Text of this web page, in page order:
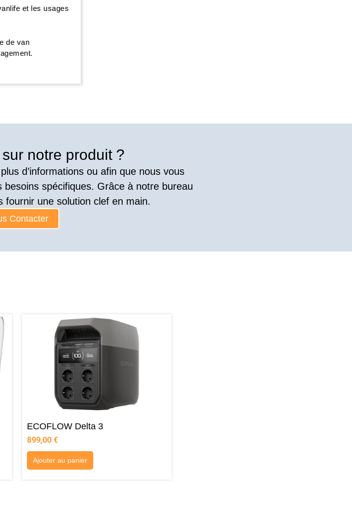
et les usages
de van
notre produit ?
d’informations ou afin que nous vous
spécifiques. Grâce à notre bureau
fournir une solution clef en main.
Contacter
ECOFLOW Delta 3
899,00 €
Ajouter au panier